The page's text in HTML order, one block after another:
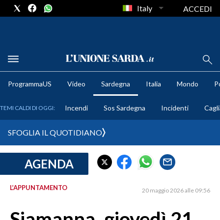
METEO
CRONACA SARDEGNA
Italy ACCEDI
ProgrammaUS Video Sardegna Italia Mondo
TEMI CALDI DI OGGI: Incendi Sos Sardegna Incidenti
SFOGLIA IL QUOTIDIANO
AGENDA
L’APPUNTAMENTO 20 maggio 2026 alle 09:56